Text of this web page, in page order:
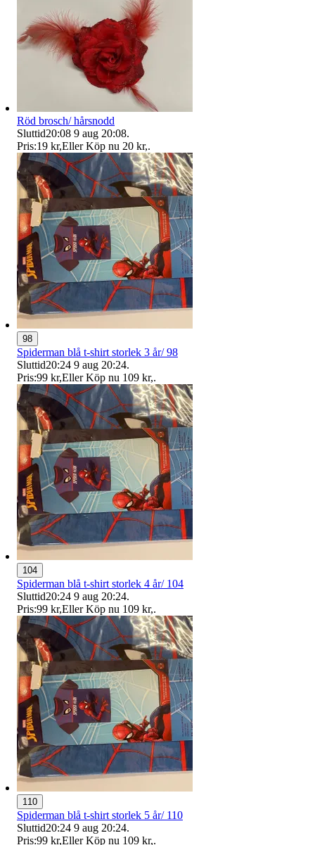
Röd brosch/ hårsnodd
Sluttid20:08 9 aug 20:08.
Pris:19 kr,Eller Köp nu 20 kr,.
98
Spiderman blå t-shirt storlek 3 år/ 98
Sluttid20:24 9 aug 20:24.
Pris:99 kr,Eller Köp nu 109 kr,.
104
Spiderman blå t-shirt storlek 4 år/ 104
Sluttid20:24 9 aug 20:24.
Pris:99 kr,Eller Köp nu 109 kr,.
110
Spiderman blå t-shirt storlek 5 år/ 110
Sluttid20:24 9 aug 20:24.
Pris:99 kr,Eller Köp nu 109 kr,.